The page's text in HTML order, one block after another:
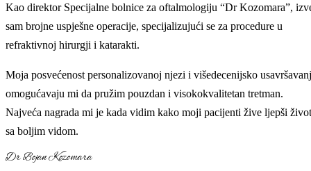
Kao direktor Specijalne bolnice za oftalmologiju “Dr Kozomara”,
sam brojne uspješne operacije, specijalizujući se za procedure u
refraktivnoj hirurgji i katarakti.
Moja posvećenost personalizovanoj njezi i višedecenijsko
omogućavaju mi da pružim pouzdan i visokokvalitetan tretman.
Najveća nagrada mi je kada vidim kako moji pacijenti žive ljepši život
sa boljim vidom.
Dr Bojan Kozomara